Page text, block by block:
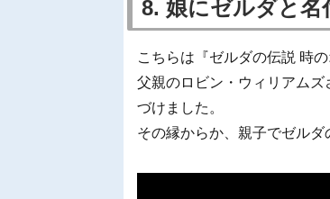
8. 娘にゼルダと名
こちらは『ゼルダの伝説 時
父親のロビン・ウィリアム
づけました。
その縁からか、親子でゼルダ